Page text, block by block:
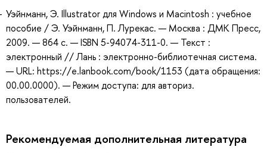
Уэйнманн, Э. Illustrator для Windows и Macintosh : учебное
пособие / Э. Уэйнманн, П. Лурекас. — Москва : ДМК Пресс,
2009. — 864 с. — ISBN 5-94074-311-0. — Текст :
электронный // Лань : электронно-библиотечная система.
— URL: https://e.lanbook.com/book/1153 (дата обращения:
00.00.0000). — Режим доступа: для авториз.
пользователей.
Рекомендуемая дополнительная литература